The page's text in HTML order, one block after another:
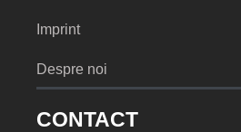
Imprint
Despre noi
CONTACT